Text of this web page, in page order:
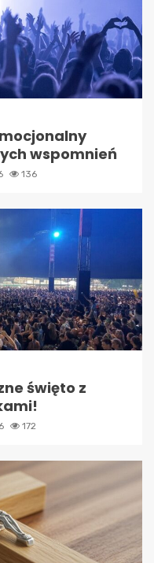
wspomnień
136
święto z
172